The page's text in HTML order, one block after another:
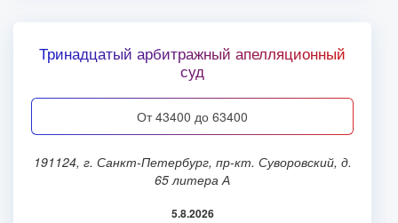
Тринадцатый арбитражный апелляционный
суд
от 43400 до 63400
191124, г. Санкт-Петербург, пр-кт. Суворовский, д.
65 литера А
5.8.2026